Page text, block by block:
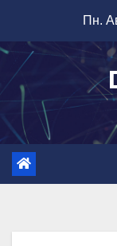
содержимому
Пн.